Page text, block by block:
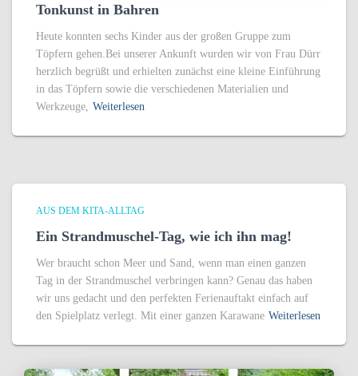
Tonkunst in Bahren
Heute konnten sechs Kinder aus der großen Gruppe zum
Töpfern gehen.Bei unserer Ankunft wurden wir von Frau Dürr
herzlich begrüßt und erhielten zunächst eine kleine Einführung
in das Töpfern sowie die verschiedenen Materialien und
Werkzeuge, Weiterlesen
AUS DEM KITA-ALLTAG
Ein Strandmuschel-Tag, wie ich ihn mag!
Wer braucht schon Meer und Sand, wenn man einen ganzen
Tag in der Strandmuschel verbringen kann? Genau das haben
wir uns gedacht und den perfekten Ferienauftakt einfach auf
den Spielplatz verlegt. Mit einer ganzen Karawane Weiterlesen